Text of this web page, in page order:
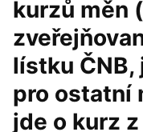
kurzů měn
lístku ČNB,
pro ostatní
jde o kurz